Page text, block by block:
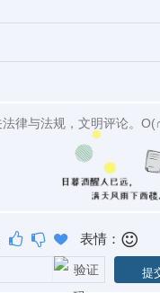
表情：